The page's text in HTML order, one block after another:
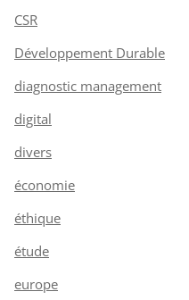
CSR
Développement Durable
diagnostic management
digital
divers
économie
éthique
étude
europe